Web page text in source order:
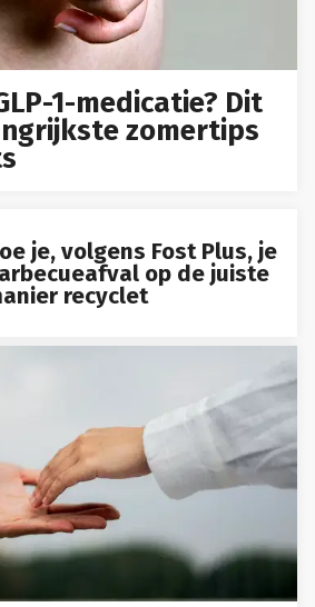
1-medicatie? Dit
zomertips
je, volgens Fost Plus, je
op de juiste
recyclet